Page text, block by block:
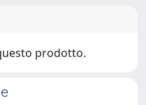
prodotto.